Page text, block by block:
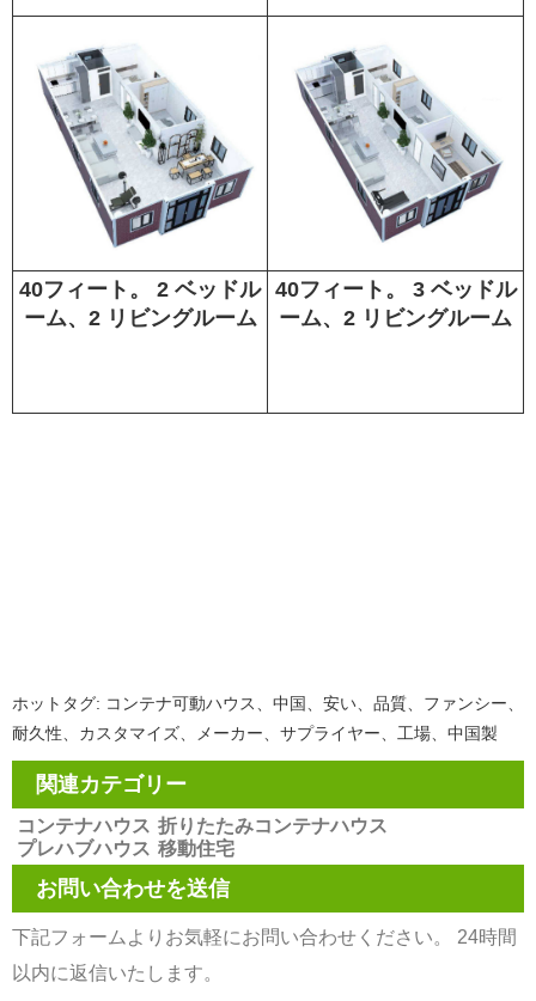
40フィート。 2 ベッドル
ーム、2 リビングルーム
40フィート。 3 ベッドル
ーム、2 リビングルーム
ホットタグ: コンテナ可動ハウス、中国、安い、品質、ファンシー、
耐久性、カスタマイズ、メーカー、サプライヤー、工場、中国製
関連カテゴリー
コンテナハウス 折りたたみコンテナハウス
プレハブハウス 移動住宅
お問い合わせを送信
下記フォームよりお気軽にお問い合わせください。 24時間
以内に返信いたします。